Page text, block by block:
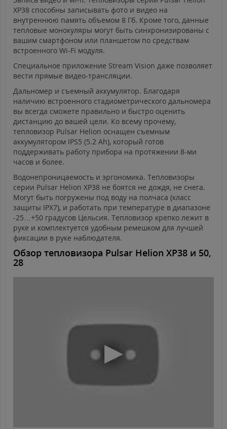
XP38 способны записывать фото и видео на
внутреннюю память объемом 8 Гб. Кроме того, данные
тепловые монокуляры могут быть синхронизированы с
вашим смартфоном или планшетом по средствам
встроенного Wi-Fi модуля.
Специальное приложение Stream Vision даже позволяет
вести прямые видео-трансляции.​​​​
Дальномер и съемный аккумулятор. Благодаря
наличию встроенного стадиометрического дальномера
вы всегда сможете правильно и быстро оценить
дистанцию до вашей цели. Ко всему прочему,
тепловизор Pulsar Helion оснащен съемным
аккумулятором IPS5 (5.2 Ah), который готов
поддерживать работу прибора на протяжении 8-ми
часов и более. ​​​​​​​​​​​​​​
Водонепроницаемость и эргономика. Тепловизоры
серии Pulsar Helion XP38 не боятся не дождя, не снега.
Могут быть погружены под воду на полчаса (класс
защиты IPX7), и работать при температуре в диапазоне
-25…+50 градусов Цельсия. Тепловизор крепко лежит в
руке и комплектуется удобным ремешком для лучшей
фиксации в руке наблюдателя.
Обзор тепловизора Pulsar Helion XP38 и 50,
28